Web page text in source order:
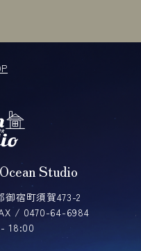
Studio
御宿町須賀473-2
/ 0470-64-6984
18:00